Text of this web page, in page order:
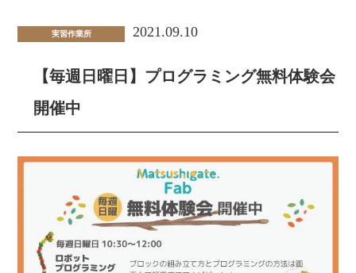
実習作業所 2021.09.10
【毎週日曜日】プログラミング無料体験会
開催中